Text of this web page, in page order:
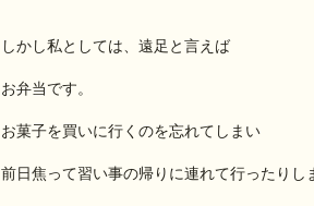
しかし私としては、遠足と言えば
お弁当です。
お菓子を買いに行くのを忘れてしまい
前日焦って習い事の帰りに連れて行ったりし